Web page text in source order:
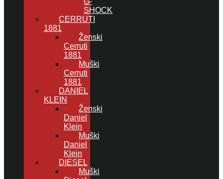
SHOCK
CERRUTI
1881
Ženski
Cerruti
1881
Muški
Cerruti
1881
DANIEL
KLEIN
Ženski
Daniel
Klein
Muški
Daniel
Klein
DIESEL
Muški